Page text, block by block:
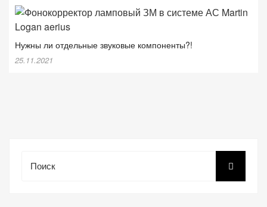
Нужны ли отдельные звуковые компоненты?!
25.11.2021